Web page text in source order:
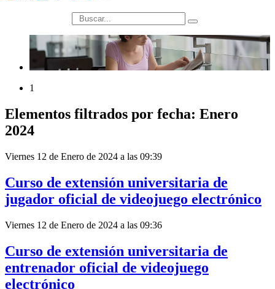
búsqueda
1
Elementos filtrados por fecha: Enero
2024
Viernes 12 de Enero de 2024 a las 09:39
Curso de extensión universitaria de
jugador oficial de videojuego electrónico
Viernes 12 de Enero de 2024 a las 09:36
Curso de extensión universitaria de
entrenador oficial de videojuego
electrónico